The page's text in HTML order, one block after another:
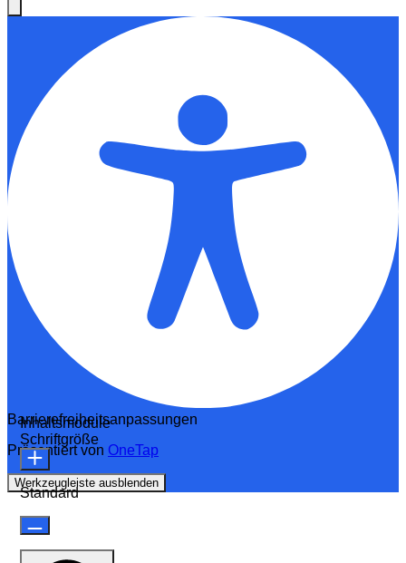
Barrierefreiheitsanpassungen
Präsentiert von OneTap
Werkzeugleiste ausblenden
Inhaltsmodule
Schriftgröße
Standard